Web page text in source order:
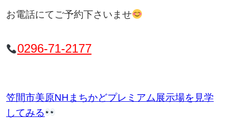
お電話にてご予約下さいませ
0296-71-2177
笠間市美原NHまちかどプレミアム展示場を見学
してみる